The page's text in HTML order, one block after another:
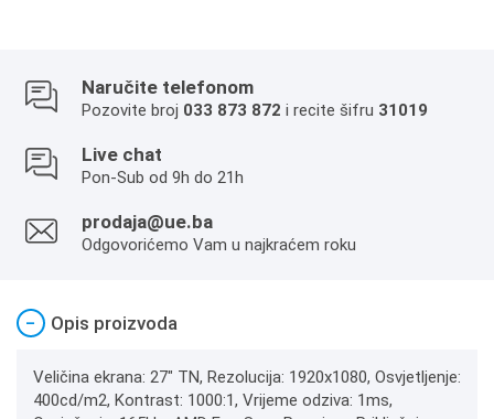
Naručite telefonom
Pozovite broj 033 873 872 i recite šifru 31019
Live chat
Pon-Sub od 9h do 21h
prodaja@ue.ba
Odgovorićemo Vam u najkraćem roku
− Opis proizvoda
Veličina ekrana: 27" TN, Rezolucija: 1920x1080, Osvjetljenje:
400cd/m2, Kontrast: 1000:1, Vrijeme odziva: 1ms,